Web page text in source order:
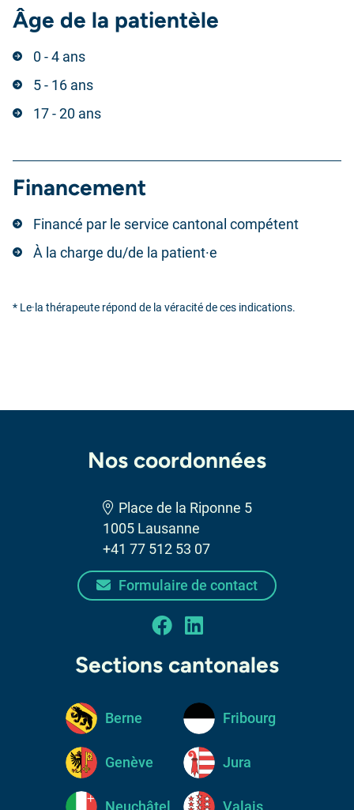
Âge de la patientèle
0 - 4 ans
5 - 16 ans
17 - 20 ans
Financement
Financé par le service cantonal compétent
À la charge du/de la patient·e
* Le·la thérapeute répond de la véracité de ces indications.
Nos coordonnées
Place de la Riponne 5
1005 Lausanne
+41 77 512 53 07
Formulaire de contact
facebook
linkedin
Sections cantonales
Berne Fribourg
Genève Jura
Neuchâtel Valais